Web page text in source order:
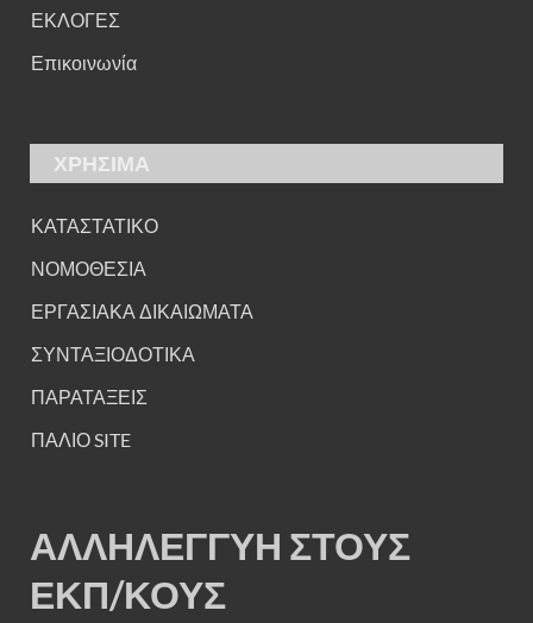
ΕΚΛΟΓΕΣ
Επικοινωνία
ΧΡΗΣΙΜΑ
ΚΑΤΑΣΤΑΤΙΚΟ
ΝΟΜΟΘΕΣΙΑ
ΕΡΓΑΣΙΑΚΑ ΔΙΚΑΙΩΜΑΤΑ
ΣΥΝΤΑΞΙΟΔΟΤΙΚΑ
ΠΑΡΑΤΑΞΕΙΣ
ΠΑΛΙΟ SITE
ΑΛΛΗΛΕΓΓΥΗ ΣΤΟΥΣ
ΕΚΠ/ΚΟΥΣ